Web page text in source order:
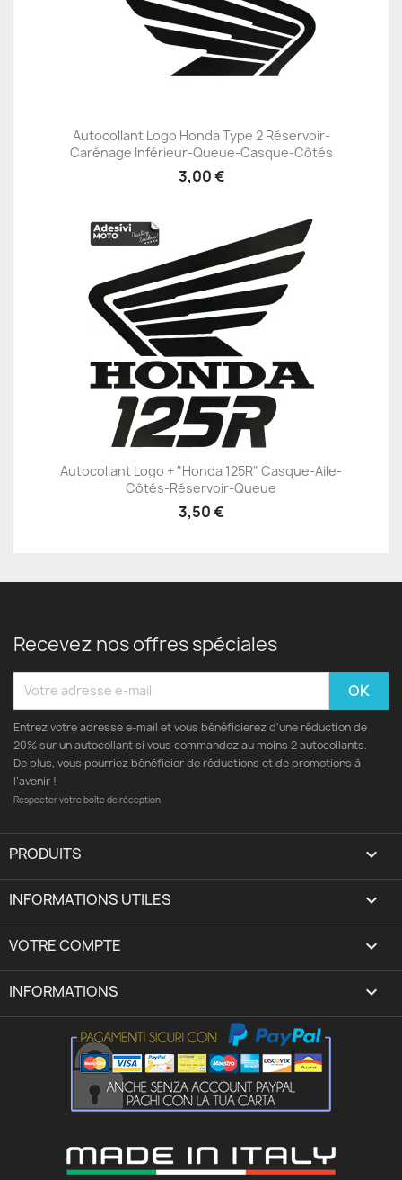
Autocollant Logo Honda Type 2 Réservoir-
Carénage Inférieur-Queue-Casque-Côtés
3,00 €
Autocollant Logo + "Honda 125R" Casque-Aile-
Côtés-Réservoir-Queue
3,50 €
Recevez nos offres spéciales
Entrez votre adresse e-mail et vous bénéficierez d'une réduction de
20% sur un autocollant si vous commandez au moins 2 autocollants.
De plus, vous pourriez bénéficier de réductions et de promotions à
l’avenir !
Respecter votre boîte de réception
PRODUITS 
INFORMATIONS UTILES 
VOTRE COMPTE expand_more
INFORMATIONS keyboard_arrow_down